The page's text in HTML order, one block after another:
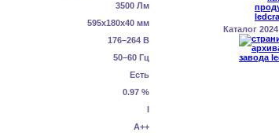
3500 Лм
595x180x40 мм
176–264 В
50–60 Гц
Есть
0.97 %
I
А++
Каталог 2024